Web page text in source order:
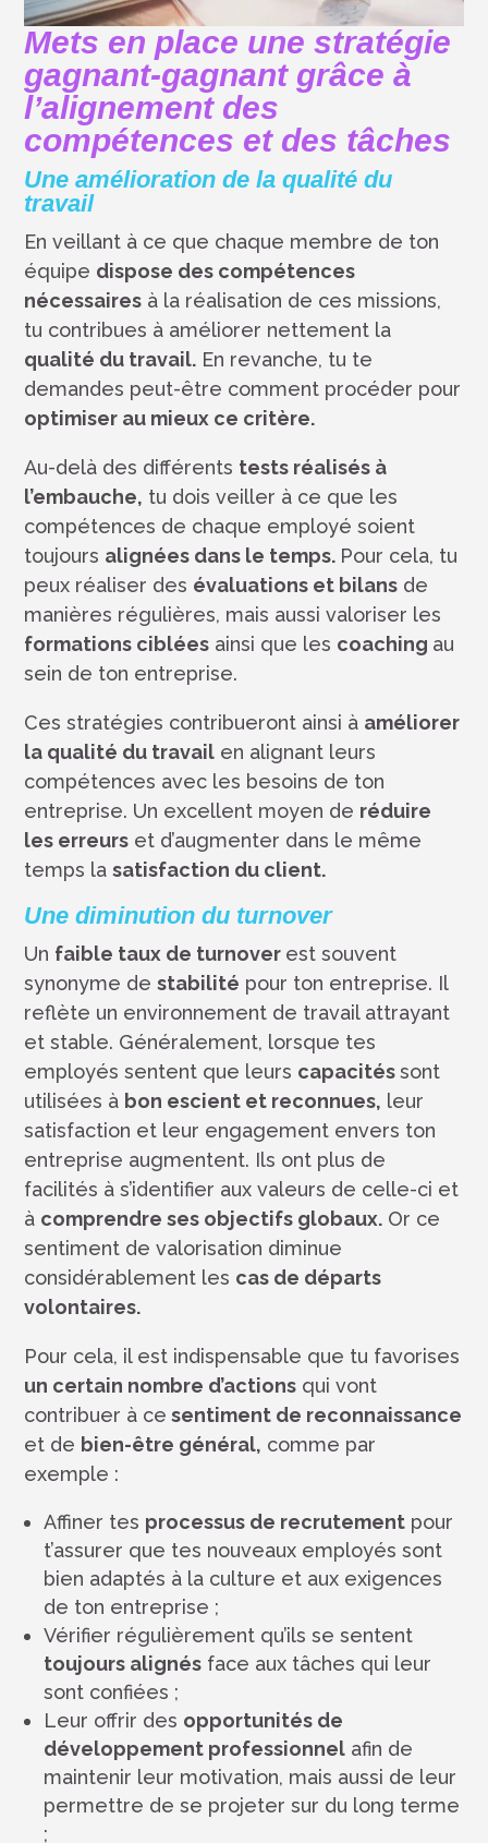
Mets en place une stratégie
gagnant-gagnant grâce à
l’alignement des
compétences et des tâches
Une amélioration de la qualité du
travail
En veillant à ce que chaque membre de ton
équipe dispose des compétences
nécessaires à la réalisation de ces missions,
tu contribues à améliorer nettement la
qualité du travail. En revanche, tu te
demandes peut-être comment procéder pour
optimiser au mieux ce critère.
Au-delà des différents tests réalisés à
l’embauche, tu dois veiller à ce que les
compétences de chaque employé soient
toujours alignées dans le temps. Pour cela, tu
peux réaliser des évaluations et bilans de
manières régulières, mais aussi valoriser les
formations ciblées ainsi que les coaching au
sein de ton entreprise.
Ces stratégies contribueront ainsi à améliorer
la qualité du travail en alignant leurs
compétences avec les besoins de ton
entreprise. Un excellent moyen de réduire
les erreurs et d’augmenter dans le même
temps lasatisfaction du client.
Une diminution du turnover
Un faible taux de turnover est souvent
synonyme destabilité pour ton entreprise. Il
reflète un environnement de travail attrayant
et stable. Généralement, lorsque tes
employés sentent que leurs capacitéssont
utilisées à bon escient et reconnues, leur
satisfaction et leur engagement envers ton
entreprise augmentent. Ils ont plus de
facilités à s’identifier aux valeurs de celle-ci et
à comprendre ses objectifs globaux. Or ce
sentiment de valorisation diminue
considérablement les cas de départs
volontaires.
Pour cela, il est indispensable que tu favorises
un certain nombre d’actions qui vont
contribuer à ce sentiment de reconnaissance
et de bien-être général, comme par
exemple :
Affiner tes processus de recrutement pour
t’assurer que tes nouveaux employés sont
bien adaptés à la culture et aux exigences
de ton entreprise ;
Vérifier régulièrement qu’ils se sentent
toujours alignés face aux tâches qui leur
sont confiées ;
Leur offrir des opportunités de
développement professionnel afin de
maintenir leur motivation, mais aussi de leur
permettre de se projeter sur du long terme
;